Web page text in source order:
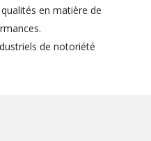
en matière de
de notoriété